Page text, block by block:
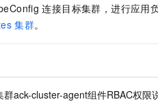
连接目标集群，进行应用
集群。
群ack-cluster-agent组件RBAC权限